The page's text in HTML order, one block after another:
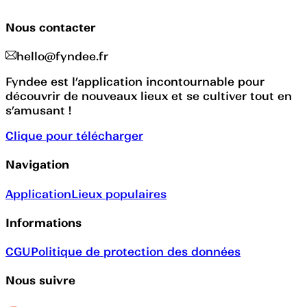
Nous contacter
hello@fyndee.fr
Fyndee est l’application incontournable pour
découvrir de nouveaux lieux et se cultiver tout en
s’amusant !
Clique pour télécharger
Navigation
ApplicationLieux populaires
Informations
CGUPolitique de protection des données
Nous suivre